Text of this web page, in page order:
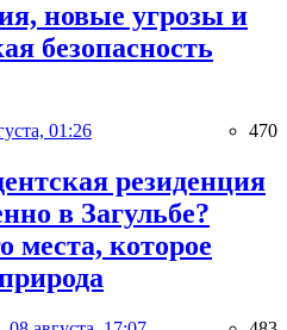
новые угрозы и
безопасность
01:26 470
резиденция
в Загульбе?
места, которое